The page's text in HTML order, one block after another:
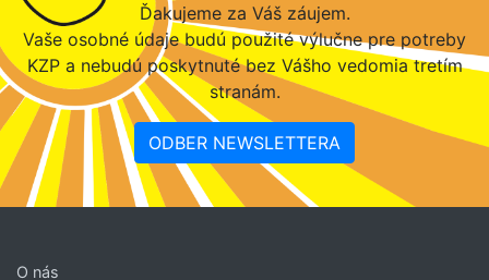
Ďakujeme za Váš záujem.
Vaše osobné údaje budú použité výlučne pre potreby
KZP a nebudú poskytnuté bez Vášho vedomia tretím
stranám.
ODBER NEWSLETTERA
O nás